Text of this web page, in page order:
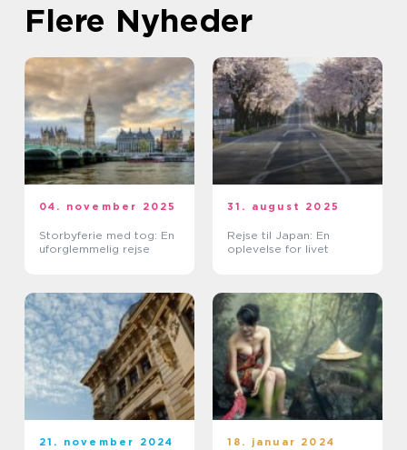
Flere Nyheder
04. november 2025
Storbyferie med tog: En
uforglemmelig rejse
31. august 2025
Rejse til Japan: En
oplevelse for livet
21. november 2024 18. januar 2024